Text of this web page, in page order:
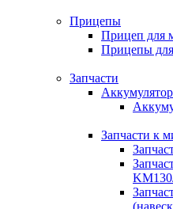
Прицепы
Прицеп для
Прицепы
Запчасти
Запчасти к